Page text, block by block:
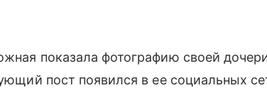
показала фотографию своей
пост появился в ее социальных